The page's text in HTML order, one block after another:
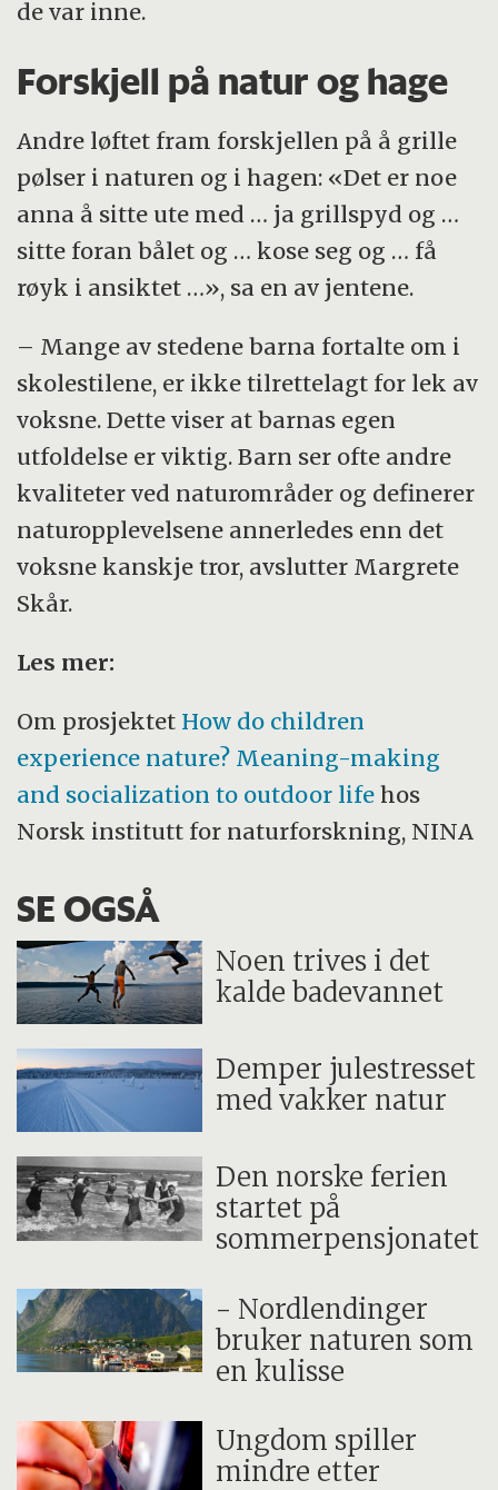
de var inne.
Forskjell på natur og hage
Andre løftet fram forskjellen på å grille
pølser i naturen og i hagen: «Det er noe
anna å sitte ute med … ja grillspyd og …
sitte foran bålet og … kose seg og … få
røyk i ansiktet …», sa en av jentene.
– Mange av stedene barna fortalte om i
skolestilene, er ikke tilrettelagt for lek av
voksne. Dette viser at barnas egen
utfoldelse er viktig. Barn ser ofte andre
kvaliteter ved naturområder og definerer
naturopplevelsene annerledes enn det
voksne kanskje tror, avslutter Margrete
Skår.
Les mer:
Om prosjektet How do children
experience nature? Meaning-making
and socialization to outdoor life hos
Norsk institutt for naturforskning, NINA
SE OGSÅ
Noen trives i det
kalde badevannet
Demper julestresset
med vakker natur
Den norske ferien
startet på
sommerpensjonatet
- Nordlendinger
bruker naturen som
en kulisse
Ungdom spiller
mindre etter